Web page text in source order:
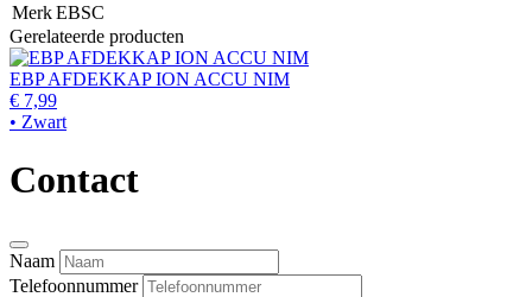
MerkEBSC
Gerelateerde producten
EBP AFDEKKAP ION ACCU NIM
€ 7,99
• Zwart
Contact
Naam
Telefoonnummer